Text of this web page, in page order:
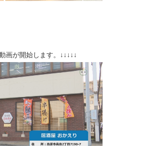
画が開始します。↓↓↓↓↓